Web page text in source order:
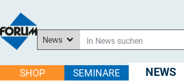
News
In Downloads suchen
SHOP SEMINARE NEWS